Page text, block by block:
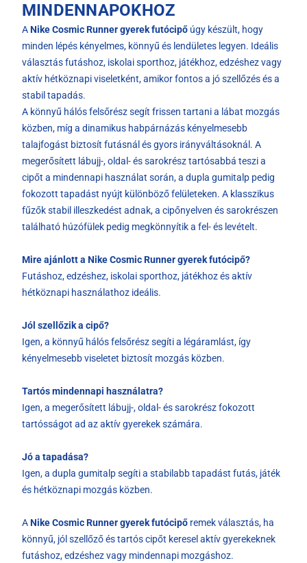
MINDENNAPOKHOZ
ANike Cosmic Runner gyerek futócipő úgy készült, hogy
minden lépés kényelmes, könnyű és lendületes legyen. Ideális
választás futáshoz, iskolai sporthoz, játékhoz, edzéshez vagy
aktív hétköznapi viseletként, amikor fontos a jó szellőzés és a
stabil tapadás.
A könnyű hálós felsőrész segít frissen tartani a lábat mozgás
közben, míg a dinamikus habpárnázás kényelmesebb
talajfogást biztosít futásnál és gyors irányváltásoknál. A
megerősített lábujj-, oldal- és sarokrész tartósabbá teszi a
cipőt a mindennapi használat során, a dupla gumitalp pedig
fokozott tapadást nyújt különböző felületeken. A klasszikus
fűzők stabil illeszkedést adnak, a cipőnyelven és sarokrészen
található húzófülek pedig megkönnyítik a fel- és levételt.
Mire ajánlott a Nike Cosmic Runner gyerek futócipő?
Futáshoz, edzéshez, iskolai sporthoz, játékhoz és aktív
hétköznapi használathoz ideális.
Jól szellőzik a cipő?
Igen, a könnyű hálós felsőrész segíti a légáramlást, így
kényelmesebb viseletet biztosít mozgás közben.
Tartós mindennapi használatra?
Igen, a megerősített lábujj-, oldal- és sarokrész fokozott
tartósságot ad az aktív gyerekek számára.
Jó a tapadása?
Igen, a dupla gumitalp segíti a stabilabb tapadást futás, játék
és hétköznapi mozgás közben.
ANike Cosmic Runner gyerek futócipő remek választás, ha
könnyű, jól szellőző és tartós cipőt keresel aktív gyerekeknek
futáshoz, edzéshez vagy mindennapi mozgáshoz.